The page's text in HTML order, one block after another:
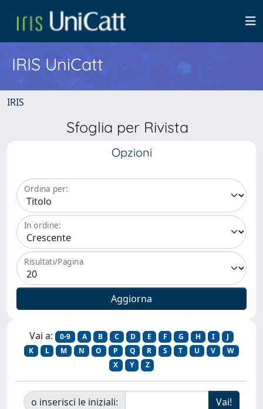
IRIS UniCatt
IRIS
Sfoglia per Rivista
Opzioni
Ordina per:
In ordine:
Risultati/Pagina
Vai a: 0-9 A B C D E F G H I
J
K
L M N O P Q R S T U V
W
X
Y Z
o inserisci le iniziali: